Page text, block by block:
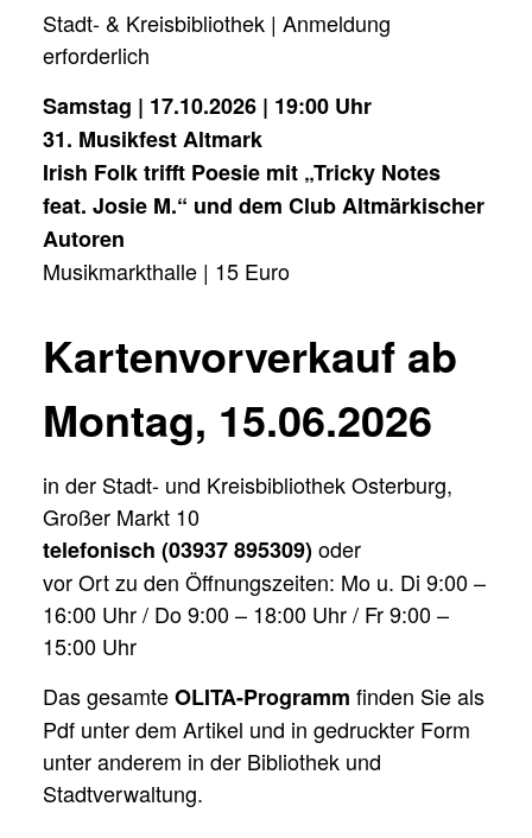
Stadt- & Kreisbibliothek | Anmeldung
erforderlich
Samstag | 17.10.2026 | 19:00 Uhr
31. Musikfest Altmark
Irish Folk trifft Poesie mit „Tricky Notes
feat. Josie M.“ und dem Club Altmärkischer
Autoren
Musikmarkthalle | 15 Euro
Kartenvorverkauf ab
Montag, 15.06.2026
in der Stadt- und Kreisbibliothek Osterburg,
Großer Markt 10
telefonisch (03937 895309)oder
vor Ort zu den Öffnungszeiten: Mo u. Di 9:00 –
16:00 Uhr / Do 9:00 – 18:00 Uhr / Fr 9:00 –
15:00 Uhr
Das gesamteOLITA-Programm finden Sie als
Pdf unter dem Artikel und in gedruckter Form
unter anderem in der Bibliothek und
Stadtverwaltung.